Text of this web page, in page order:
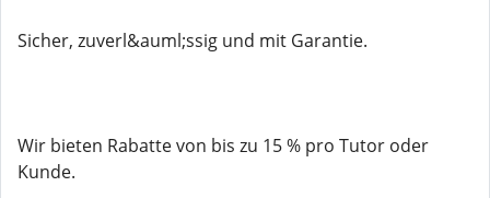
Sicher, zuverl&auml;ssig und mit Garantie.
Wir bieten Rabatte von bis zu 15 % pro Tutor oder
Kunde.